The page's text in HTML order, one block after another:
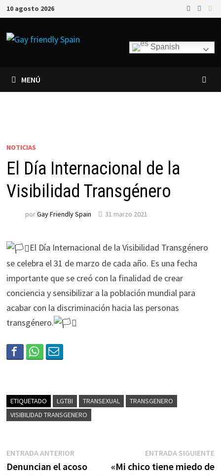
10 agosto 2026
Spanish
MENÚ
NOTICIAS
El Día Internacional de la
Visibilidad Transgénero
porGay Friendly Spain 31 marzo 2021
El Día Internacional de la Visibilidad Transgénero
se celebra el 31 de marzo de cada año. Es una fecha
importante que se creó con la finalidad de crear
conciencia y sensibilizar a la población mundial para
acabar con la discriminación hacia las personas
transgénero.
ETIQUETADO LGTBI TRANSEXUAL
TRANSGENERO
VISIBILIDAD TRANSGENERO
ENTRADA ANTERIOR
Denuncian el acoso
ENTRADA SIGUIENTE
«Mi chico tiene miedo de